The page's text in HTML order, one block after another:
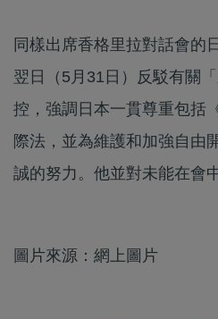
同樣出席香格里拉對話會的
翌日（5月31日）反駁有關
控，強調日本一貫尊重包括
際法，並為維護和加強自由
誠的努力。他並對未能在會
圖片來源：網上圖片